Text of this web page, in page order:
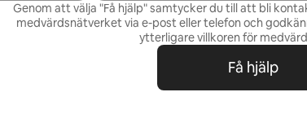
Genom att välja "Få hjälp" samtycker du till att bli
medvärdsnätverket via e-post eller telefon och
ytterligare villkoren för
Få hjälp